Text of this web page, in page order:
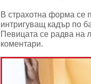
В страхотна форма се
интригуващ кадър по
Певицата се радва на
коментари.